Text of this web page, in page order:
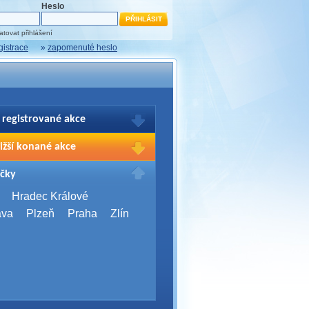
Heslo
přihlášení
» zapomenuté heslo
registrované akce
Vašich registrací na akce
přihlašte.
konané akce
2026
Brno
Server Bootcamp 2026
Hradec Králové
Plzeň Praha Zlín